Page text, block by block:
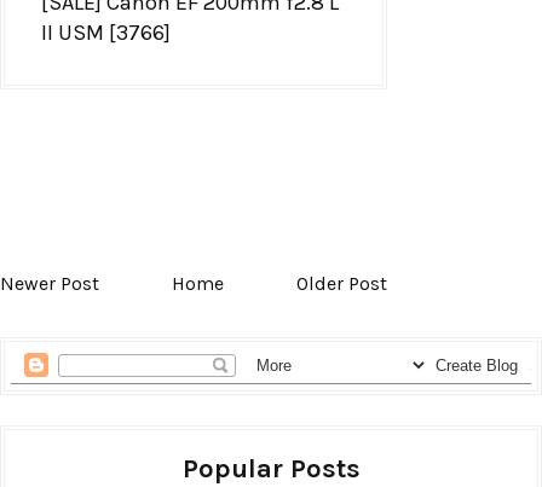
II USM [3766]
Newer Post Home Older Post
Popular Posts